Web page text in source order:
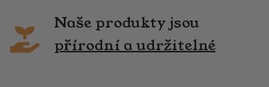
Naše produkty jsou
přírodní a udržitelné